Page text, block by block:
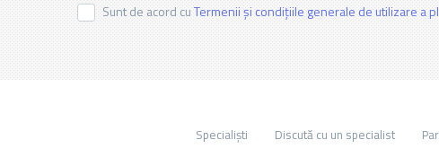
Sunt de acord cuTermenii și condițiile generale de utilizare a
Specialiști Discută cu un specialist